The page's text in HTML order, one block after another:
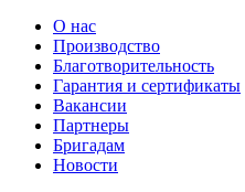
О нас
Производство
Благотворительность
Гарантия и сертификаты
Вакансии
Партнеры
Бригадам
Новости